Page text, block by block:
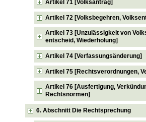
Artikel 71 [Volksantrag]
Artikel 72 [Volksbegehren,
Artikel 73 [Unzulässigkeit von
entscheid, Wiederholung]
Artikel 74 [Verfassungsänderung]
Artikel 75 [Rechtsverordnungen,
Artikel 76 [Ausfertigung,
Rechtsnormen]
6. Abschnitt Die Rechtsprechung